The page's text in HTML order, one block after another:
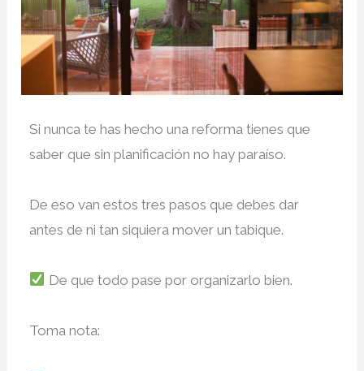
Si nunca te has hecho una reforma tienes que
saber que sin planificación no hay paraíso. ⁣
De eso van estos tres pasos que debes dar
antes de ni tan siquiera mover un tabique.⁣
De que todo pase por organizarlo bien.⁣
Toma nota:⁣